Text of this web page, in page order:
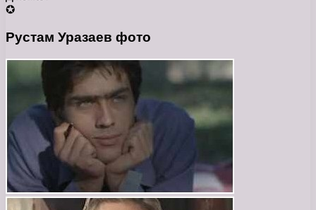
✪
Рустам Уразаев фото